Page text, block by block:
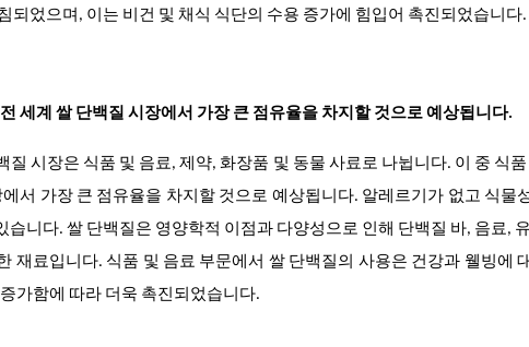
되었으며, 이는 비건 및 채식 식단의 수용 증가에 힘입어 촉진되었습니다.
세계 쌀 단백질 시장에서 가장 큰 점유율을 차지할 것으로 예상됩니다.
시장은 식품 및 음료, 제약, 화장품 및 동물 사료로 나뉩니다. 이 중 식품
서 가장 큰 점유율을 차지할 것으로 예상됩니다. 알레르기가 없고 식물
습니다. 쌀 단백질은 영양학적 이점과 다양성으로 인해 단백질 바, 음료,
재료입니다. 식품 및 음료 부문에서 쌀 단백질의 사용은 건강과 웰빙에
가함에 따라 더욱 촉진되었습니다.